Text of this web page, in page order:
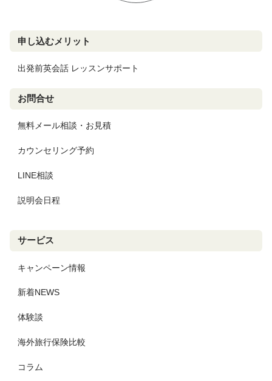
申し込むメリット
出発前英会話 レッスンサポート
お問合せ
無料メール相談・お見積
カウンセリング予約
LINE相談
説明会日程
サービス
キャンペーン情報
新着NEWS
体験談
海外旅行保険比較
コラム